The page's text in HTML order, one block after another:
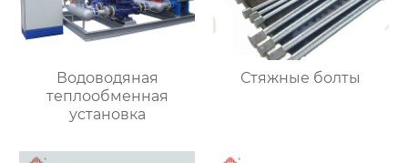
Водоводяная
теплообменная
установка
Стяжные болты